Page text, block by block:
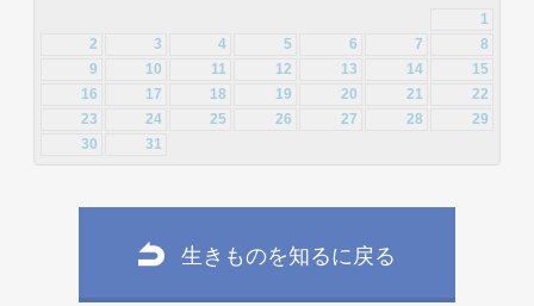
2013年2月 [26] 2013年1月 [31]
1
2
3 4 5 6 7
8
9
10 11 12 13 14
15
16
17 18 19 20 21
22
23
24 25 26 27 28
29
30
31
生きものを知るに戻る